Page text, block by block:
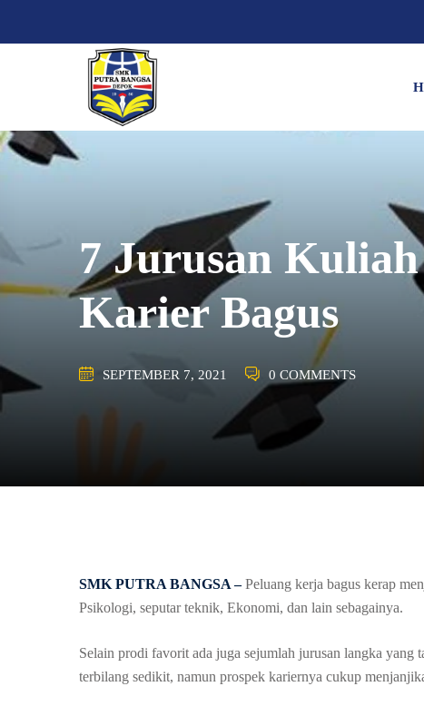
7 Jurusan
Karier Bagus
SEPTEMBER 7, 2021 0 COMMENTS
SMK PUTRA BANGSA –Peluang kerja bagus kerap
Psikologi, seputar teknik, Ekonomi, dan lain sebagainya.
Selain prodi favorit ada juga sejumlah jurusan langka
terbilang sedikit, namun prospek kariernya cukup